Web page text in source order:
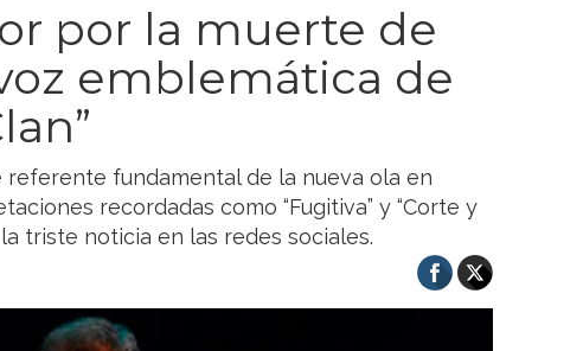
por la muerte de
emblemática de
referente fundamental de la nueva ola en
recordadas como “Fugitiva” y “Corte y
triste noticia en las redes sociales.